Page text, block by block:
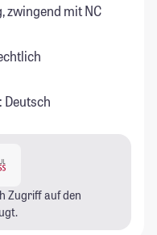
zwingend mit NC
Zugriff auf den